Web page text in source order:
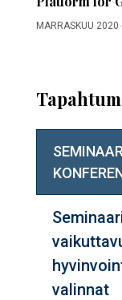
MARRASKUU 2020
valinnat